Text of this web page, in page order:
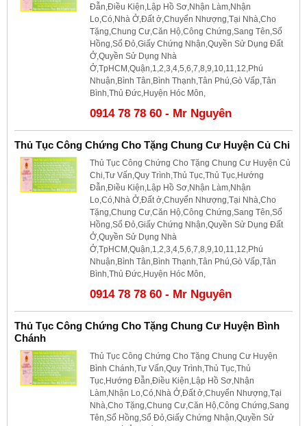
Đẫn,Điều Kiện,Lập Hồ Sơ,Nhận Làm,Nhận
Lo,Có,Nhà Ở,Đất ở,Chuyển Nhượng,Tại Nhà,Cho
Tặng,Chung Cư,Căn Hộ,Công Chứng,Sang Tên,Sổ
Hồng,Sổ Đỏ,Giấy Chứng Nhận,Quyền Sử Dụng Đất
Ở,Quyền Sử Dụng Nhà
Ở,TpHCM,Quận,1,2,3,4,5,6,7,8,9,10,11,12,Phú
Nhuận,Bình Tân,Bình Thạnh,Tân Phú,Gò Vấp,Tân
Bình,Thủ Đức,Huyện Hóc Môn,
0914 78 78 60 - Mr Nguyên
Thủ Tục Công Chứng Cho Tặng Chung Cư Huyện Củ Chi
Thủ Tục Công Chứng Cho Tặng Chung Cư Huyện Củ
Chi,Tư Vấn,Quy Trình,Thủ Tục,Thủ Tục,Hướng
Đẫn,Điều Kiện,Lập Hồ Sơ,Nhận Làm,Nhận
Lo,Có,Nhà Ở,Đất ở,Chuyển Nhượng,Tại Nhà,Cho
Tặng,Chung Cư,Căn Hộ,Công Chứng,Sang Tên,Sổ
Hồng,Sổ Đỏ,Giấy Chứng Nhận,Quyền Sử Dụng Đất
Ở,Quyền Sử Dụng Nhà
Ở,TpHCM,Quận,1,2,3,4,5,6,7,8,9,10,11,12,Phú
Nhuận,Bình Tân,Bình Thạnh,Tân Phú,Gò Vấp,Tân
Bình,Thủ Đức,Huyện Hóc Môn,
0914 78 78 60 - Mr Nguyên
Thủ Tục Công Chứng Cho Tặng Chung Cư Huyện Bình
Chánh
Thủ Tục Công Chứng Cho Tặng Chung Cư Huyện
Bình Chánh,Tư Vấn,Quy Trình,Thủ Tục,Thủ
Tục,Hướng Đẫn,Điều Kiện,Lập Hồ Sơ,Nhận
Làm,Nhận Lo,Có,Nhà Ở,Đất ở,Chuyển Nhượng,Tại
Nhà,Cho Tặng,Chung Cư,Căn Hộ,Công Chứng,Sang
Tên,Sổ Hồng,Sổ Đỏ,Giấy Chứng Nhận,Quyền Sử